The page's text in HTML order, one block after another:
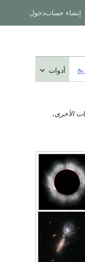
إنشاء حسابدخول
أدوات
الأخرى،